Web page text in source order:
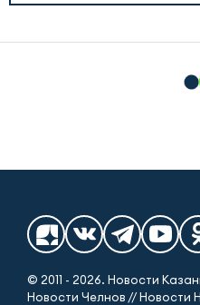
© 2011 - 2026. Новости
Новости Челнов // Новости